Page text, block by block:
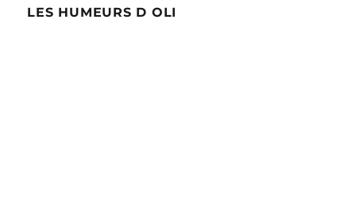
LES HUMEURS D OLI